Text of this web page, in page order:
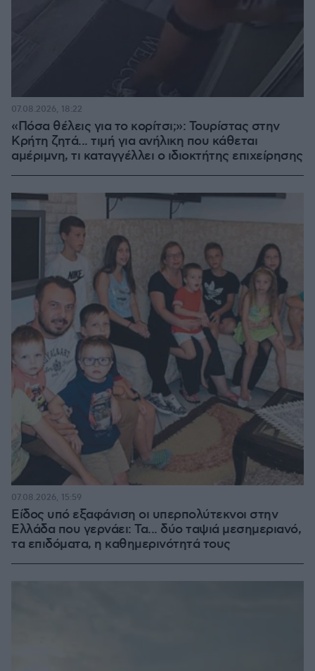
«Πόσα θέλεις για το κορίτσι;»: Τουρίστας στην
Κρήτη ζητά... τιμή για ανήλικη που κάθεται
αμέριμνη, τι καταγγέλλει ο ιδιοκτήτης επιχείρησης
07.08.2026, 18:22
Είδος υπό εξαφάνιση οι υπερπολύτεκνοι στην
Ελλάδα που γερνάει: Τα... δύο ταψιά μεσημεριανό,
τα επιδόματα, η καθημερινότητά τους
07.08.2026, 15:59